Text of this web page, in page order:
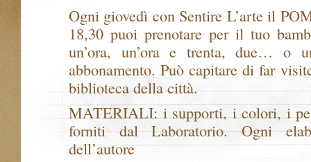
Ogni giovedì con Sentire L’arte il
18,30 puoi prenotare per il tuo
un’ora, un’ora e trenta, due… o
abbonamento. Può capitare di far
biblioteca della città.
MATERIALI: i supporti, i colori, i
forniti dal Laboratorio. Ogni
dell’autore